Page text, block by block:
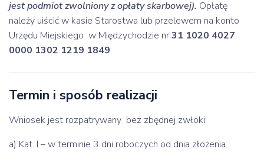
jest podmiot zwolniony z opłaty skarbowej). Opłatę
należy uiścić w kasie Starostwa lub przelewem na konto
Urzędu Miejskiego w Międzychodzie nr31 1020 4027
0000 1302 1219 1849
Termin i sposób realizacji
Wniosek jest rozpatrywany bez zbędnej zwłoki:
a) Kat. I – w terminie 3 dni roboczych od dnia złożenia